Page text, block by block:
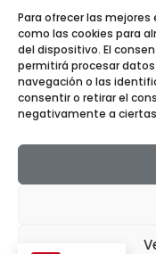
Para ofrecer las
como las cookies para
del dispositivo. El
permitirá procesar
navegación o las
consentir o retirar el
negativamente a
No hay